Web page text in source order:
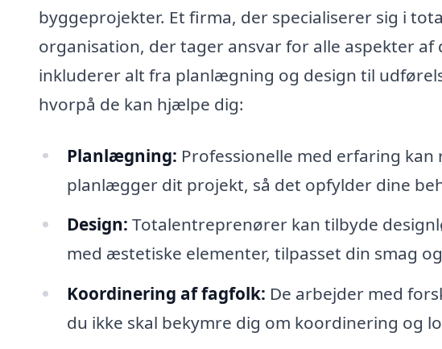
byggeprojekter. Et firma, der specialiserer sig i
organisation, der tager ansvar for alle aspekter
inkluderer alt fra planlægning og design til
hvorpå de kan hjælpe dig:
Planlægning: Professionelle med erfaring
planlægger dit projekt, så det opfylder dine
Design: Totalentreprenører kan tilbyde
med æstetiske elementer, tilpasset din smag
Koordinering af fagfolk: De arbejder med
du ikke skal bekymre dig om koordinering og